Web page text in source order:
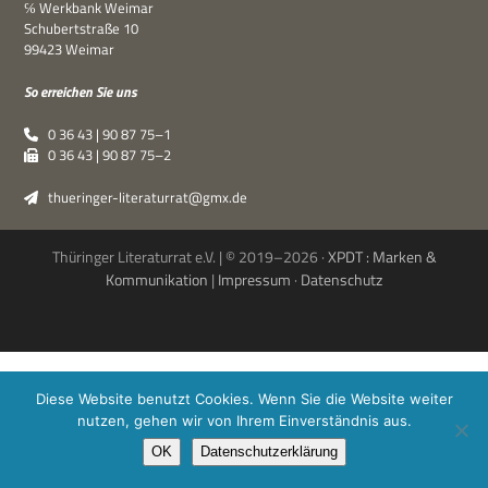
℅ Werk­bank Weimar
Schu­bert­straße 10
99423 Weimar
So errei­chen Sie uns
0 36 43 | 90 87 75–1
0 36 43 | 90 87 75–2
thueringer-literaturrat@gmx.de
Thüringer Literaturrat e.V. | © 2019–2026 ·XPDT : Marken &
Kommunikation | Impressum · Datenschutz
Diese Website benutzt Cookies. Wenn Sie die Website weiter
nutzen, gehen wir von Ihrem Einverständnis aus.
OK Datenschutzerklärung